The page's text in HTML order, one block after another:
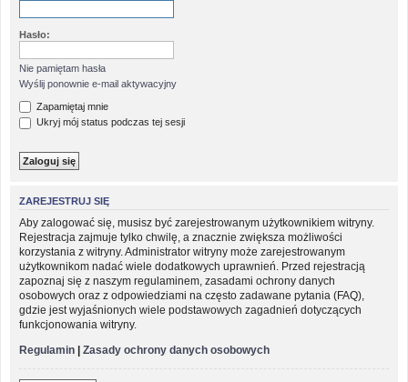
Hasło:
Nie pamiętam hasła
Wyślij ponownie e-mail aktywacyjny
Zapamiętaj mnie
Ukryj mój status podczas tej sesji
ZAREJESTRUJ SIĘ
Aby zalogować się, musisz być zarejestrowanym użytkownikiem witryny.
Rejestracja zajmuje tylko chwilę, a znacznie zwiększa możliwości
korzystania z witryny. Administrator witryny może zarejestrowanym
użytkownikom nadać wiele dodatkowych uprawnień. Przed rejestracją
zapoznaj się z naszym regulaminem, zasadami ochrony danych
osobowych oraz z odpowiedziami na często zadawane pytania (FAQ),
gdzie jest wyjaśnionych wiele podstawowych zagadnień dotyczących
funkcjonowania witryny.
Regulamin | Zasady ochrony danych osobowych